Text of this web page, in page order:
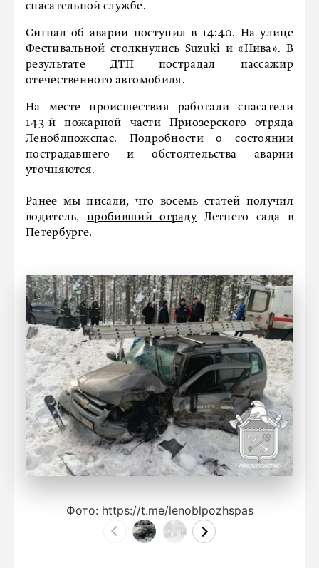
спасательной службе.
Сигнал об аварии поступил в 14:40. На улице
Фестивальной столкнулись Suzuki и «Нива». В
результате ДТП пострадал пассажир
отечественного автомобиля.
На месте происшествия работали спасатели
143-й пожарной части Приозерского отряда
Леноблпожспас. Подробности о состоянии
пострадавшего и обстоятельства аварии
уточняются.
Ранее мы писали, что восемь статей получил
водитель,пробивший оградуЛетнего сада в
Петербурге.
Фото: https://t.me/lenoblpozhspas